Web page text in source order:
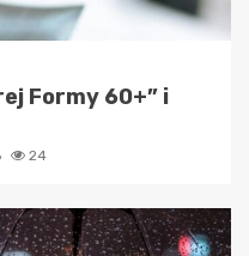
Formy 60+” i
24